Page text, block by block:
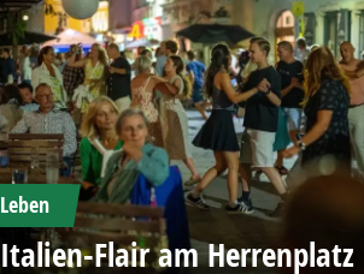
Leben
Italien-Flair am Herrenplatz